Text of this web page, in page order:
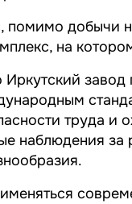
помимо добычи
на
труда и
наблюдения